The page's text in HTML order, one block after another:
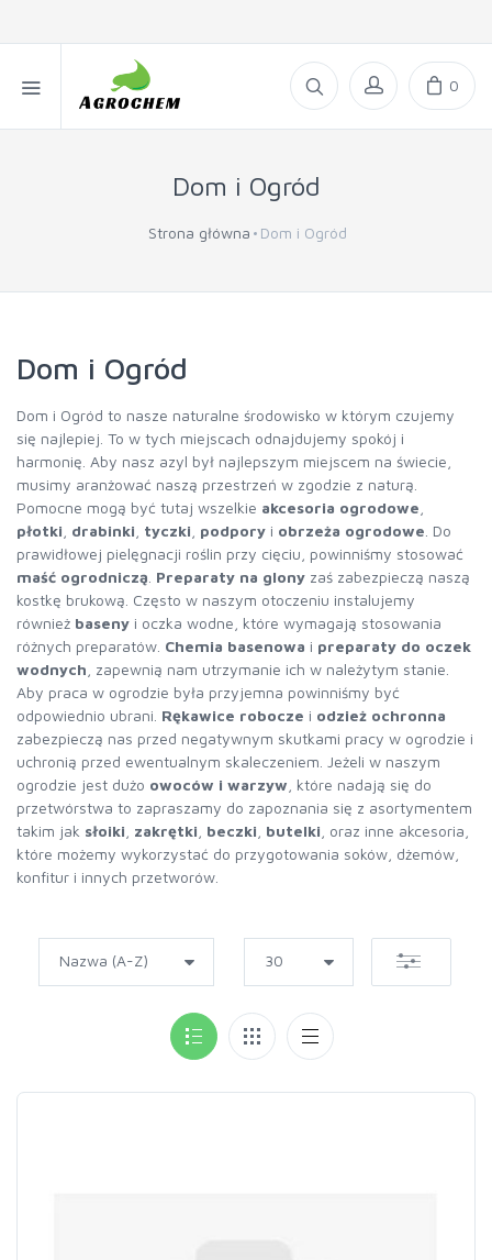
0
Dom i Ogród
Strona główna Dom i Ogród
Dom i Ogród
Dom i Ogród to nasze naturalne środowisko w którym czujemy
się najlepiej. To w tych miejscach odnajdujemy spokój i
harmonię. Aby nasz azyl był najlepszym miejscem na świecie,
musimy aranżować naszą przestrzeń w zgodzie z naturą.
Pomocne mogą być tutaj wszelkie akcesoria ogrodowe
płotki drabinki tyczki podpory i obrzeża ogrodowe . Do
prawidłowej pielęgnacji roślin przy cięciu, powinniśmy stosować
maść ogrodniczą Preparaty na glony zaś zabezpieczą naszą
kostkę brukową. Często w naszym otoczeniu instalujemy
również baseny i oczka wodne, które wymagają stosowania
różnych preparatów. Chemia basenowa i preparaty do oczek
wodnych , zapewnią nam utrzymanie ich w należytym stanie.
Aby praca w ogrodzie była przyjemna powinniśmy być
odpowiednio ubrani. Rękawice robocze i odzież ochronna
zabezpieczą nas przed negatywnym skutkami pracy w ogrodzie i
uchronią przed ewentualnym skaleczeniem. Jeżeli w naszym
ogrodzie jest dużo owoców i warzyw , które nadają się do
przetwórstwa to zapraszamy do zapoznania się z asortymentem
takim jak słoiki zakrętki beczki butelki , oraz inne akcesoria,
które możemy wykorzystać do przygotowania soków, dżemów,
konfitur i innych przetworów.